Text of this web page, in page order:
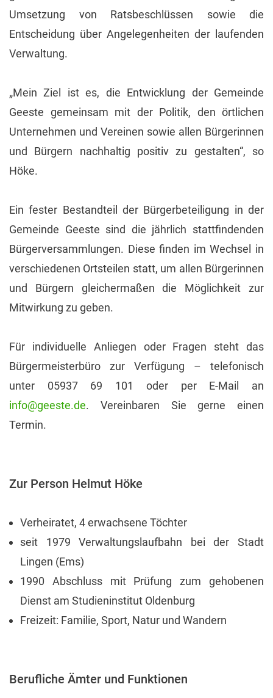
Umsetzung von Ratsbeschlüssen sowie die
Entscheidung über Angelegenheiten der laufenden
Verwaltung.
„Mein Ziel ist es, die Entwicklung der Gemeinde
Geeste gemeinsam mit der Politik, den örtlichen
Unternehmen und Vereinen sowie allen Bürgerinnen
und Bürgern nachhaltig positiv zu gestalten“, so
Höke.
Ein fester Bestandteil der Bürgerbeteiligung in der
Gemeinde Geeste sind die jährlich stattfindenden
Bürgerversammlungen. Diese finden im Wechsel in
verschiedenen Ortsteilen statt, um allen Bürgerinnen
und Bürgern gleichermaßen die Möglichkeit zur
Mitwirkung zu geben.
Für individuelle Anliegen oder Fragen steht das
Bürgermeisterbüro zur Verfügung – telefonisch
unter 05937 69 101 oder per E-Mail an
info@geeste.de. Vereinbaren Sie gerne einen
Termin.
Zur Person Helmut Höke
Verheiratet, 4 erwachsene Töchter
seit 1979 Verwaltungslaufbahn bei der Stadt
Lingen (Ems)
1990 Abschluss mit Prüfung zum gehobenen
Dienst am Studieninstitut Oldenburg
Freizeit: Familie, Sport, Natur und Wandern
Berufliche Ämter und Funktionen